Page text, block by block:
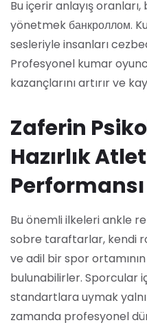
Bu içerir anlayış
yönetmek банкроллом.
sesleriyle insanları
Profesyonel kumar
kazançlarını artırır ve
Zaferin
Hazırlık
Bu önemli ilkeleri ankle
sobre taraftarlar, kendi
ve adil bir spor
bulunabilirler. Sporcular
standartlara uymak
zamanda profesyonel